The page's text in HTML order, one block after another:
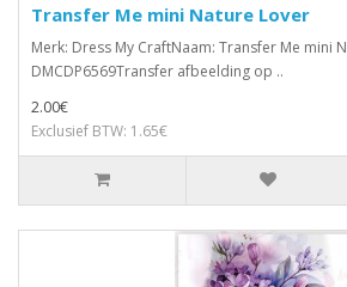
Transfer Me mini Nature Lover
Merk: Dress My CraftNaam: Transfer Me mini
DMCDP6569Transfer afbeelding op ..
2.00€
Exclusief BTW: 1.65€